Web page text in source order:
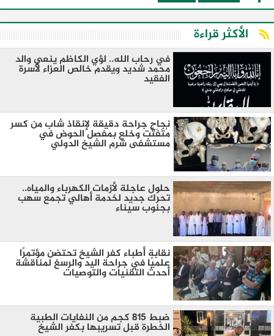
الأكثر قراءة
في رحاب الله.. لؤي الكاظم ينعي والد
محمد شديد ويقدم خالص العزاء لأسرة
الفقيد
نجاح جراحة دقيقة لإنقاذ شاب من كسر
مُتَفَتِّت وخلع بمفصل الحوض في
مستشفى شرم الشيخ الدولي
حلول عاجلة لأزمات الكهرباء والمياه..
تحرك جديد لخدمة أهالي تجمع سهب
بجنوب سيناء
نقابة أطباء كفر الشيخ تحتضن مؤتمرًا
علميًا في جراحة اليد والرسغ لمناقشة
أحدث التقنيات والتوصيات
ضبط 815 كجم من النفايات الطبية
الخطرة قبل تسريبها بكفر الشيخ